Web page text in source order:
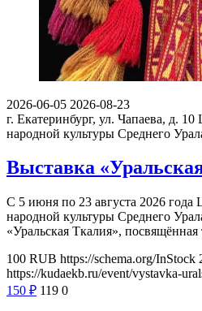
2026-06-05 2026-08-23
г. Екатеринбург, ул. Чапаева, д. 10
народной культуры Среднего
Выставка
С 5 июня по 23 августа 2026 года
народной культуры Среднего
«Уральская Ткалия»,
100 RUB https://schema.org/InStock
https://kudaekb.ru/event/vystavka-
150 ₽ 119 0